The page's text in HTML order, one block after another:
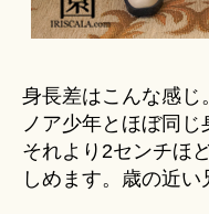
身長差はこんな感
ノア少年とほぼ同
それより2センチほ
しめます。歳の近い